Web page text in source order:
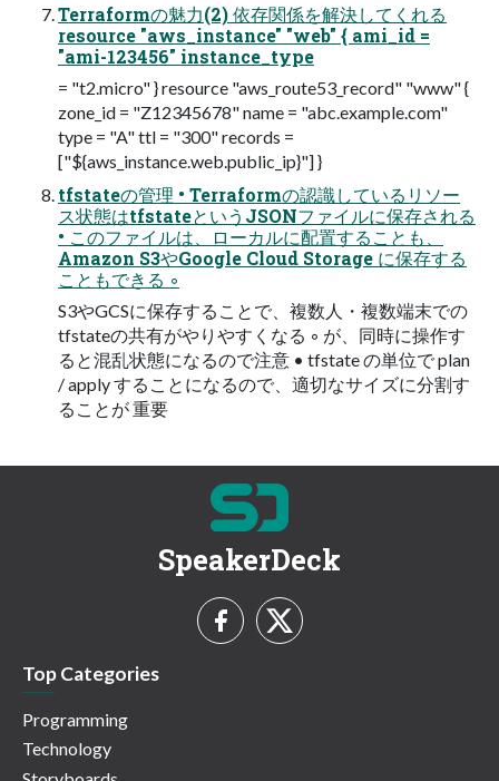
Terraformの魅力(2) 依存関係を解決してくれる
resource "aws_instance" "web" { ami_id =
"ami-123456" instance_type
= "t2.micro" } resource "aws_route53_record" "www" {
zone_id = "Z12345678" name = "abc.example.com"
type = "A" ttl = "300" records =
["${aws_instance.web.public_ip}"] }
tfstateの管理 • Terraformの認識しているリソー
ス状態はtfstateというJSONファイルに保存される
• このファイルは、ローカルに配置することも、
Amazon S3やGoogle Cloud Storage に保存する
こともできる ◦
S3やGCSに保存することで、複数人・複数端末での
tfstateの共有がやりやすくなる ◦ が、同時に操作す
ると混乱状態になるので注意 • tfstate の単位で plan
/ apply することになるので、適切なサイズに分割す
ることが 重要
SpeakerDeck
Top Categories
Programming
Technology